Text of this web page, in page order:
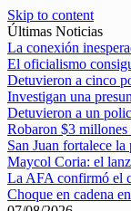
Skip to content
Últimas Noticias
La conexión
El oficialismo
Detuvieron a cinco
Investigan una
Detuvieron a un
Robaron $3 millones
San Juan fortalece
Maycol Coria: el
La AFA confirmó el
Choque en cadena